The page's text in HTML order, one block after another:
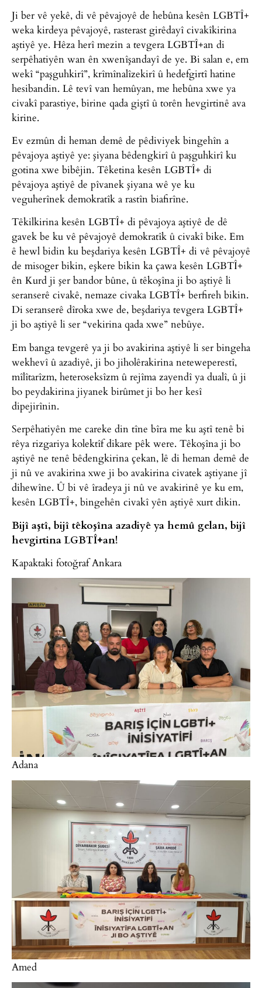
Ji ber vê yekê, di vê pêvajoyê de hebûna kesên LGBTÎ+
weka kirdeya pêvajoyê, rasterast girêdayî civakîkirina
aştiyê ye. Hêza herî mezin a tevgera LGBTÎ+an di
serpêhatiyên wan ên xwenîşandayî de ye. Bi salan e, em
wekî “paşguhkirî”, krîmînalîzekirî û hedefgirtî hatine
hesibandin. Lê tevî van hemûyan, me hebûna xwe ya
civakî parastiye, birine qada giştî û torên hevgirtinê ava
kirine.
Ev ezmûn di heman demê de pêdiviyek bingehîn a
pêvajoya aştiyê ye: şiyana bêdengkirî û paşguhkirî ku
gotina xwe bibêjin. Têketina kesên LGBTÎ+ di
pêvajoya aştiyê de pîvanek şiyana wê ye ku
veguherînek demokratîk a rastîn biafirîne.
Têkilkirina kesên LGBTÎ+ di pêvajoya aştiyê de dê
gavek be ku vê pêvajoyê demokratîk û civakî bike. Em
ê hewl bidin ku beşdariya kesên LGBTÎ+ di vê pêvajoyê
de misoger bikin, eşkere bikin ka çawa kesên LGBTÎ+
ên Kurd ji şer bandor bûne, û têkoşîna ji bo aştiyê li
seranserê civakê, nemaze civaka LGBTÎ+ berfireh bikin.
Di seranserê dîroka xwe de, beşdariya tevgera LGBTÎ+
ji bo aştiyê li ser “vekirina qada xwe” nebûye.
Em banga tevgerê ya ji bo avakirina aştiyê li ser bingeha
wekhevî û azadiyê, ji bo jiholêrakirina neteweperestî,
mîlîtarîzm, heteroseksîzm û rejîma zayendî ya dualî, û ji
bo peydakirina jiyanek birûmet ji bo her kesî
dipejirînin.
Serpêhatiyên me careke din tîne bîra me ku aştî tenê bi
rêya rizgariya kolektîf dikare pêk were. Têkoşîna ji bo
aştiyê ne tenê bêdengkirina çekan, lê di heman demê de
ji nû ve avakirina xwe ji bo avakirina civatek aştiyane jî
dihewîne. Û bi vê îradeya ji nû ve avakirinê ye ku em,
kesên LGBTÎ+, bingehên civakî yên aştiyê xurt dikin.
Bijî aştî, bijî têkoşîna azadiyê ya hemû gelan, bijî
hevgirtina LGBTÎ+an!
Kapaktaki fotoğraf Ankara
Adana
Amed